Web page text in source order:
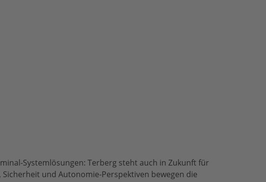
Systemlösungen: Terberg steht auch in Zukunft für
und Autonomie-Perspektiven bewegen die